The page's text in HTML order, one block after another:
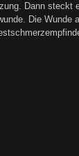
Dann steckt
Die